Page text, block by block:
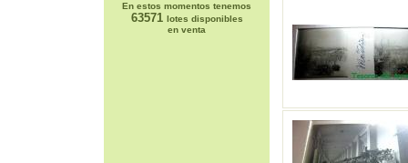
En estos momentos tenemos
63571 lotes disponibles
en venta